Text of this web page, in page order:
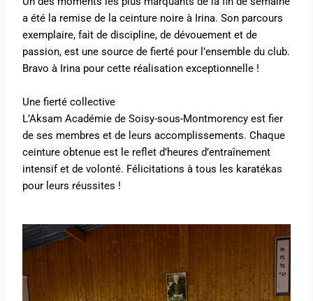
a été la remise de la ceinture noire à Irina. Son parcours
exemplaire, fait de discipline, de dévouement et de
passion, est une source de fierté pour l’ensemble du club.
Bravo à Irina pour cette réalisation exceptionnelle !
Une fierté collective
L’Aksam Académie de Soisy-sous-Montmorency est fier
de ses membres et de leurs accomplissements. Chaque
ceinture obtenue est le reflet d’heures d’entraînement
intensif et de volonté. Félicitations à tous les karatékas
pour leurs réussites !